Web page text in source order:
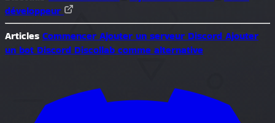
développeur
Articles Commencer Ajouter un serveur Discord Ajouter
un bot Discord Discollab comme alternative